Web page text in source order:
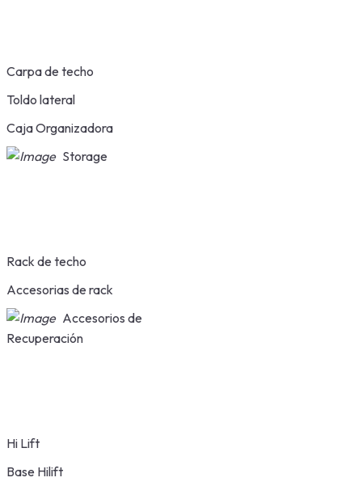
Carpa de techo
Toldo lateral
Caja Organizadora
Storage
Rack de techo
Accesorias de rack
Accesorios de
Recuperación
Hi Lift
Base Hilift